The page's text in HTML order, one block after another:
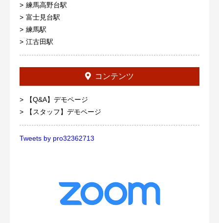
練馬高野台駅
富士見台駅
練馬駅
江古田駅
コンテンツ
【Q&A】デモページ
【スタッフ】デモページ
Tweets by pro32362713